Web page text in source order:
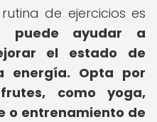
de ejercicios es
puede ayudar a
el estado de
energía. Opta por
como yoga,
o entrenamiento de